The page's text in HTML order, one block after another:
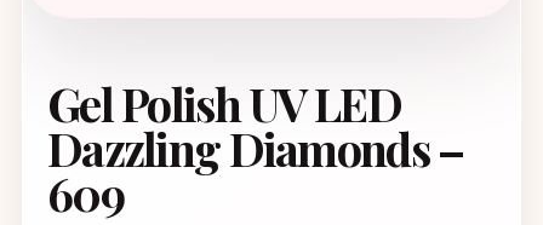
Gel Polish UV LED
Dazzling Diamonds –
609